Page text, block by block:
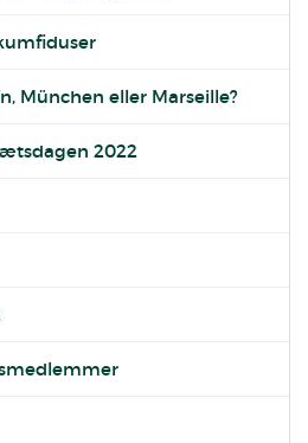
München eller Marseille?
2022